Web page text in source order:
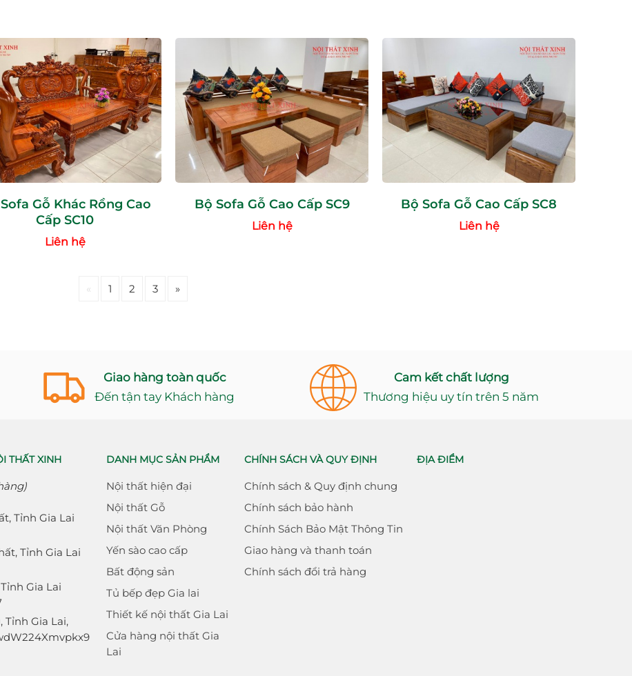
Gỗ Khác Rồng Cao
Cấp SC10
Liên hệ
Bộ Sofa Gỗ Cao Cấp SC9
Liên hệ
Bộ Sofa Gỗ Cao Cấp SC8
Liên hệ
« 1 2 3 »
Giao hàng toàn quốc
Đến tận tay Khách hàng
Cam kết chất lượng
Thương hiệu uy tín trên 5 năm
THẤT XINH
Tỉnh Gia Lai
Tỉnh Gia Lai
Gia Lai
Tỉnh Gia Lai,
DANH MỤC SẢN PHẨM
Nội thất hiện đại
Nội thất Gỗ
Nội thất Văn Phòng
Yến sào cao cấp
Bất động sản
Tủ bếp đẹp Gia lai
Thiết kế nội thất Gia Lai
Cửa hàng nội thất Gia
Lai
CHÍNH SÁCH VÀ QUY ĐỊNH
Chính sách & Quy định chung
Chính sách bảo hành
Chính Sách Bảo Mật Thông Tin
Giao hàng và thanh toán
Chính sách đổi trả hàng
ĐỊA ĐIỂM